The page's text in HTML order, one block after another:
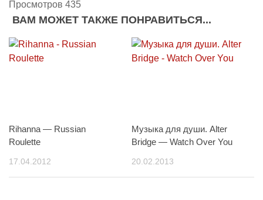
Просмотров 435
ВАМ МОЖЕТ ТАКЖЕ ПОНРАВИТЬСЯ...
Rihanna — Russian
Roulette
17.04.2012
Музыка для души. Alter
Bridge — Watch Over You
20.02.2013